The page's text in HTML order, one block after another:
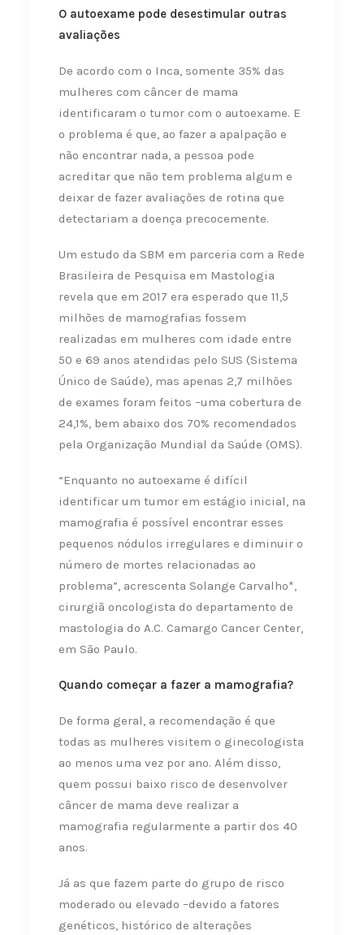
O autoexame pode desestimular outras
avaliações
De acordo com o Inca, somente 35% das
mulheres com câncer de mama
identificaram o tumor com o autoexame. E
o problema é que, ao fazer a apalpação e
não encontrar nada, a pessoa pode
acreditar que não tem problema algum e
deixar de fazer avaliações de rotina que
detectariam a doença precocemente.
Um estudo da SBM em parceria com a Rede
Brasileira de Pesquisa em Mastologia
revela que em 2017 era esperado que 11,5
milhões de mamografias fossem
realizadas em mulheres com idade entre
50 e 69 anos atendidas pelo SUS (Sistema
Único de Saúde), mas apenas 2,7 milhões
de exames foram feitos –uma cobertura de
24,1%, bem abaixo dos 70% recomendados
pela Organização Mundial da Saúde (OMS).
“Enquanto no autoexame é difícil
identificar um tumor em estágio inicial, na
mamografia é possível encontrar esses
pequenos nódulos irregulares e diminuir o
número de mortes relacionadas ao
problema”, acrescenta Solange Carvalho*,
cirurgiã oncologista do departamento de
mastologia do A.C. Camargo Cancer Center,
em São Paulo.
Quando começar a fazer a mamografia?
De forma geral, a recomendação é que
todas as mulheres visitem o ginecologista
ao menos uma vez por ano. Além disso,
quem possui baixo risco de desenvolver
câncer de mama deve realizar a
mamografia regularmente a partir dos 40
anos.
Já as que fazem parte do grupo de risco
moderado ou elevado –devido a fatores
genéticos, histórico de alterações